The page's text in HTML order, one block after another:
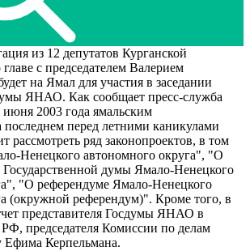
из 12 депутатов Курганской
с председателем Валерием
на Ямал для участия в заседании
ЯНАО. Как сообщает пресс-служба
2003 года ямальским
последнем перед летними каникулами
рассмотреть ряд законопроектов, в том
Ненецкого автономного округа", "О
Государственной думы Ямало-Ненецкого
"О референдуме Ямало-Ненецкого
(окружной референдум)". Кроме того, в
представителя Госдумы ЯНАО в
председателя Комиссии по делам
Ефима Керпельмана.